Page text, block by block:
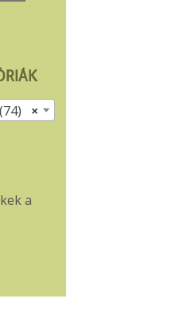
×
a